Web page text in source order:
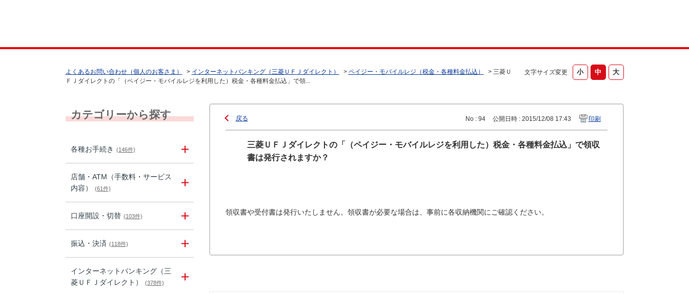
文字サイズ変更
よくあるお問い合わせ（個人のお客さま） > インターネットバンキング（三菱ＵＦＪダイレクト） > ペイジー・モバイルレジ（税金・各種料金払込） > 三菱Ｕ
ＦＪダイレクトの「（ペイジー・モバイルレジを利用した）税金・各種料金払込」で領...
カテゴリーから探す
各種お手続き (146件)
店舗・ATM（手数料・サービス
内容）
(61件)
口座開設・切替 (103件)
振込・決済 (118件)
インターネットバンキング（三
菱ＵＦＪダイレクト）
(378件)
戻る No : 94 公開日時 : 2015/12/08 17:43 印刷
三菱ＵＦＪダイレクトの「（ペイジー・モバイルレジを利用した）税金・各種料金払込」で領収
書は発行されますか？
領収書や受付書は発行いたしません。領収書が必要な場合は、事前に各収納機関にご確認ください。